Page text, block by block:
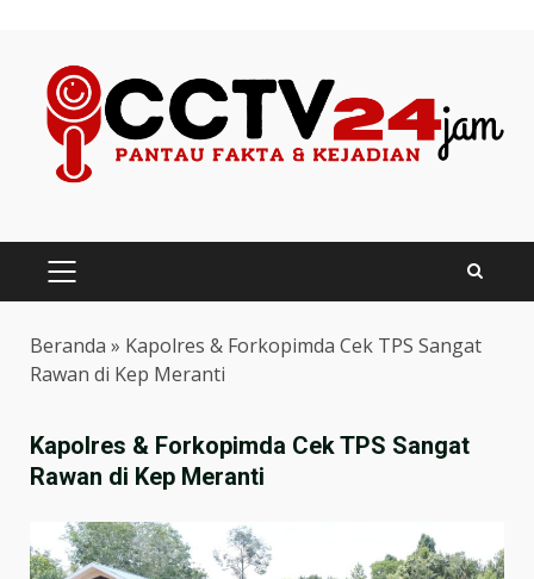
content
PRIMARY
MENU
Beranda » Kapolres & Forkopimda Cek TPS Sangat
Rawan di Kep Meranti
Kapolres & Forkopimda Cek TPS Sangat
Rawan di Kep Meranti